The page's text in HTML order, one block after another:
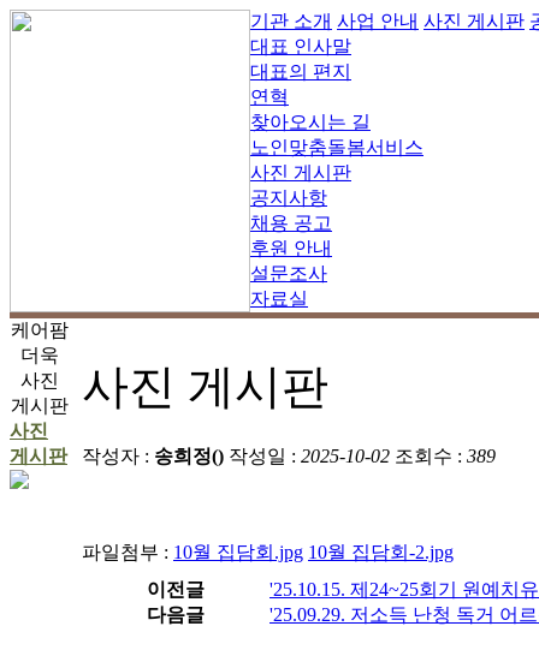
기관 소개 사업 안내 사진 게시판
대표 인사말
대표의 편지
연혁
찾아오시는 길
노인맞춤돌봄서비스
사진 게시판
공지사항
채용 공고
후원 안내
설문조사
자료실
케어팜
더욱
사진
게시판
사진
게시판
사진 게시판
작성자 : 송희정() 작성일 : 2025-10-02 조회수 : 389
파일첨부 : 10월 집담회.jpg 10월 집담회-2.jpg
이전글
'25.10.15. 제24~25회기 원예치
다음글
'25.09.29. 저소득 난청 독거 어